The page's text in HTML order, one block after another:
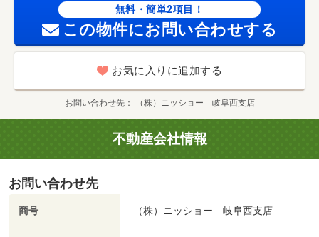
無料・簡単2項目！
この物件にお問い合わせする
お気に入りに追加する
お問い合わせ先 （株）ニッショー 岐阜西支店
不動産会社情報
お問い合わせ先
商号 （株）ニッショー 岐阜西支店